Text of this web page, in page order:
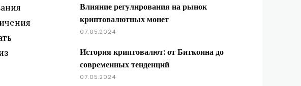
Влияние регулирования на рынок
криптовалютных монет
07.05.2024
История криптовалют: от Биткоина до
современных тенденций
07.05.2024